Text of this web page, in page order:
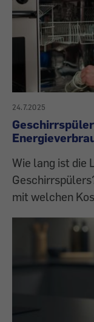
24.7.2025
Wie lang ist die
mit welchen